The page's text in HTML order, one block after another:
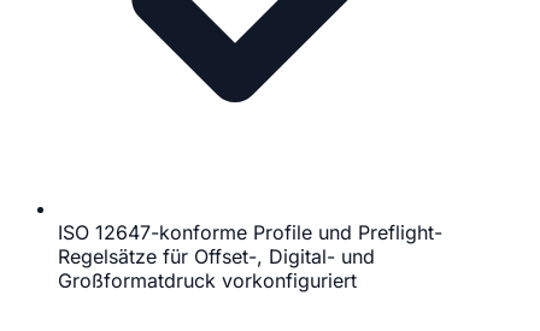
ISO 12647-konforme Profile und Preflight-
Regelsätze für Offset-, Digital- und
Großformatdruck vorkonfiguriert